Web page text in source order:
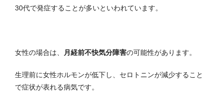
30代で発症することが多いといわれています。
女性の場合は、 月経前不快気分障害の可能性があります。
生理前に女性ホルモンが低下し、セロトニンが減少すること
で症状が表れる病気です。